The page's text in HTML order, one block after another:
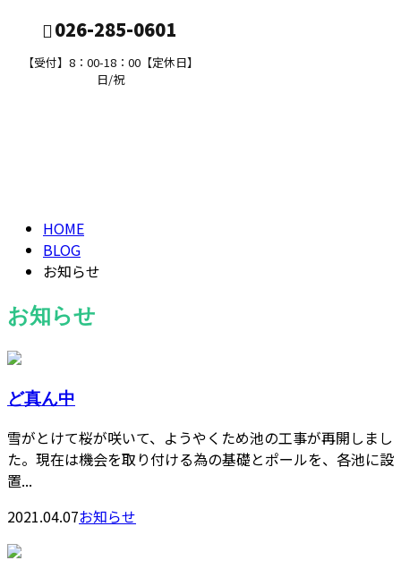
026-285-0601
【受付】8：00-18：00【定休日】
日/祝
HOME
BLOG
お知らせ
お知らせ
ど真ん中
雪がとけて桜が咲いて、ようやくため池の工事が再開しまし
た。現在は機会を取り付ける為の基礎とポールを、各池に設
置...
2021.04.07お知らせ